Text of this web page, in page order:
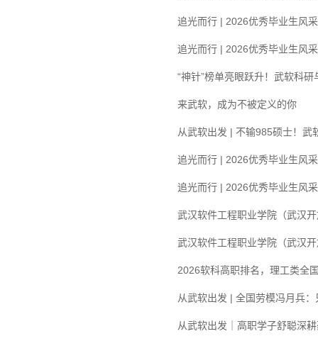
追光而行 | 2026优秀毕业生风
追光而行 | 2026优秀毕业生风
“神针”榜单亮眼跃升！武软科
来武软，成为不被定义的你
从武软出发 | 不输985硕士！武
追光而行 | 2026优秀毕业生风
追光而行 | 2026优秀毕业生风
武汉软件工程职业学院（武汉
武汉软件工程职业学院（武汉
2026软科高职排名，理工类全
从武软出发 | 全国劳模冯月兵：
从武软出发｜高职学子舒聪深